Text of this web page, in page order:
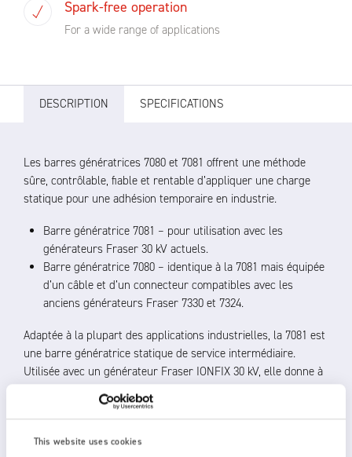
This website uses cookies
Spark-free operation
For a wide range of applications
DESCRIPTION SPECIFICATIONS
Les barres génératrices 7080 et 7081 offrent une méthode
sûre, contrôlable, fiable et rentable d’appliquer une charge
statique pour une adhésion temporaire en industrie.
Barre génératrice 7081 – pour utilisation avec les
générateurs Fraser 30 kV actuels.
Barre génératrice 7080 – identique à la 7081 mais équipée
d’un câble et d’un connecteur compatibles avec les
anciens générateurs Fraser 7330 et 7324.
Adaptée à la plupart des applications industrielles, la 7081 est
une barre génératrice statique de service intermédiaire.
Utilisée avec un générateur Fraser IONFIX 30 kV, elle donne à
l’opérateur un contrôle complet et un retour d’information
Dimensions compactes et construction rigide